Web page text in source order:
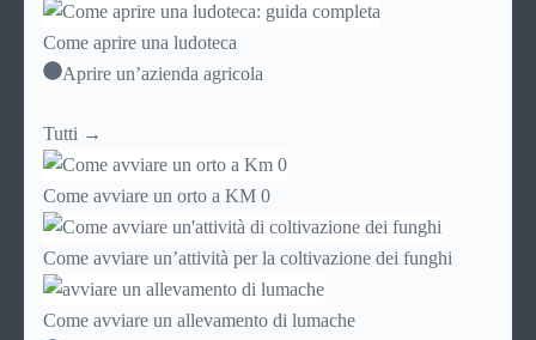
Come aprire una ludoteca
Aprire un’azienda agricola
Tutti →
Come avviare un orto a KM 0
Come avviare un’attività per la coltivazione dei funghi
Come avviare un allevamento di lumache